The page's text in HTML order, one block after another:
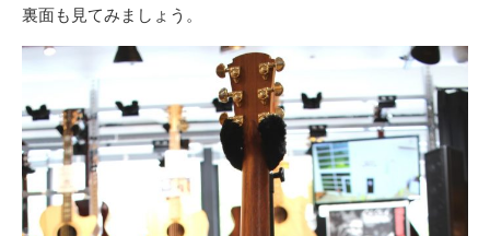
裏面も見てみましょう。